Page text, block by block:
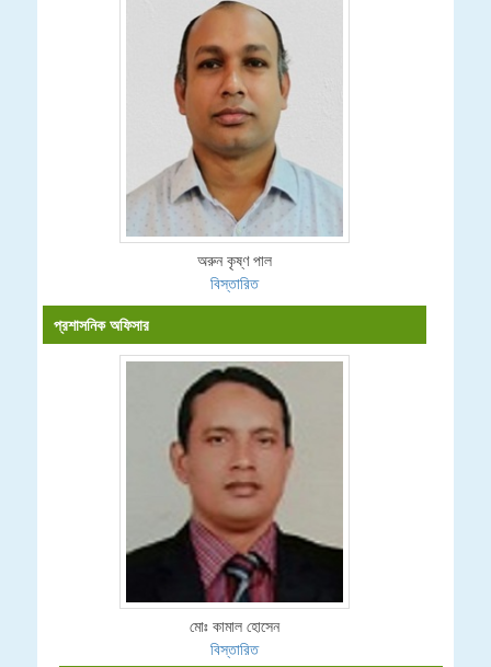
অরুন কৃষ্ণ পাল
বিস্তারিত
প্রশাসনিক অফিসার
মোঃ কামাল হোসেন
বিস্তারিত